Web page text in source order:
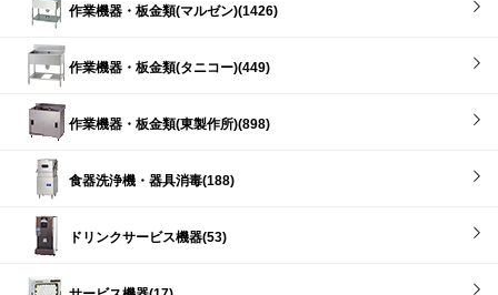
作業機器・板金類(マルゼン)(1426)
作業機器・板金類(タニコー)(449)
作業機器・板金類(東製作所)(898)
食器洗浄機・器具消毒(188)
ドリンクサービス機器(53)